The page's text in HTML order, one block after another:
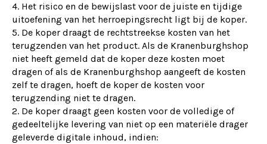
4. Het risico en de bewijslast voor de juiste en tijdige
uitoefening van het herroepingsrecht ligt bij de koper.
5. De koper draagt de rechtstreekse kosten van het
terugzenden van het product. Als de Kranenburghshop
niet heeft gemeld dat de koper deze kosten moet
dragen of als de Kranenburghshop aangeeft de kosten
zelf te dragen, hoeft de koper de kosten voor
terugzending niet te dragen.
De koper draagt geen kosten voor de volledige of
gedeeltelijke levering van niet op een materiële drager
geleverde digitale inhoud, indien: